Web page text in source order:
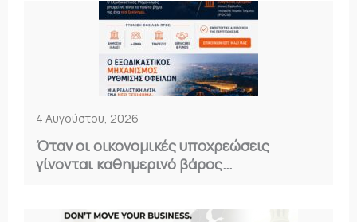
4 Αυγούστου, 2026
Όταν οι οικονομικές υποχρεώσεις
γίνονται καθημερινό βάρος…